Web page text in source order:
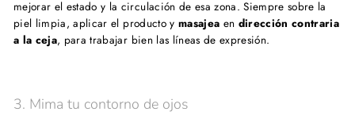
mejorar el estado y la circulación de esa zona. Siempre sobre la
piel limpia, aplicar el producto y masajea en dirección contraria
a la ceja, para trabajar bien las líneas de expresión.
3. Mima tu contorno de ojos